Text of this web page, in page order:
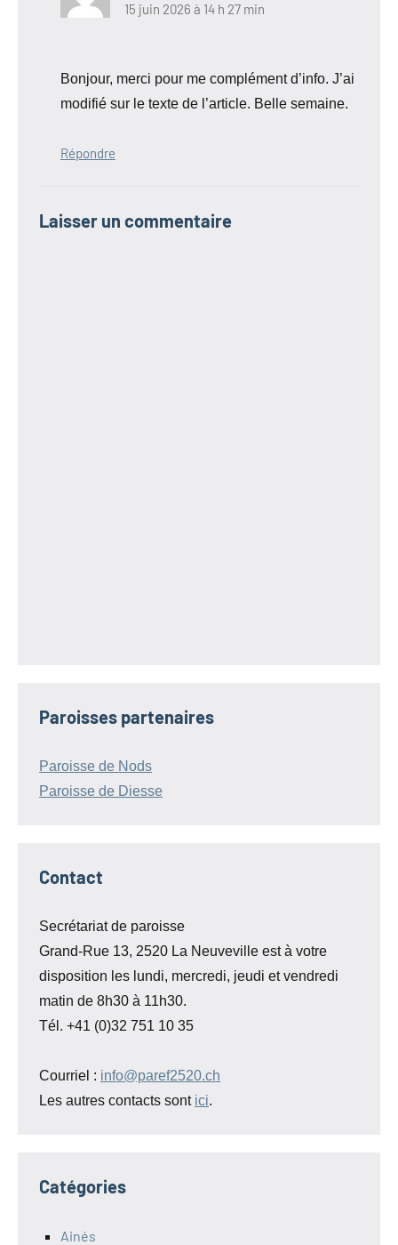
15 juin 2026 à 14 h 27 min
Bonjour, merci pour me complément d’info. J’ai
modifié sur le texte de l’article. Belle semaine.
Répondre
Laisser un commentaire
Paroisses partenaires
Paroisse de Nods
Paroisse de Diesse
Contact
Secrétariat de paroisse
Grand-Rue 13, 2520 La Neuveville est à votre
disposition les lundi, mercredi, jeudi et vendredi
matin de 8h30 à 11h30.
Tél. +41 (0)32 751 10 35
Courriel : info@paref2520.ch
Les autres contacts sont ici.
Catégories
Ainés